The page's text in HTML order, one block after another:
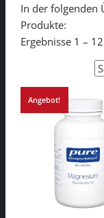
In der folgenden
Produkte:
Ergebnisse 1 –
Angebot!